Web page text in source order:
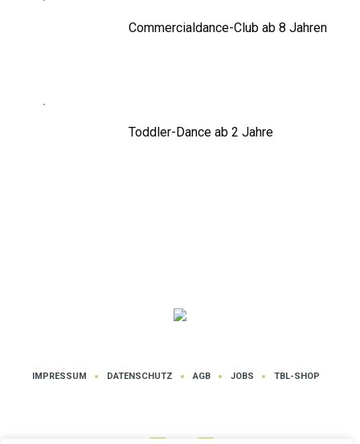
Commercialdance-Club ab 8 Jahren
Toddler-Dance ab 2 Jahre
IMPRESSUM DATENSCHUTZ AGB JOBS TBL-SHOP